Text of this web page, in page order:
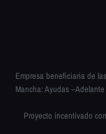
Empresa beneficiaria de
Mancha: Ayudas
Proyecto incentivado